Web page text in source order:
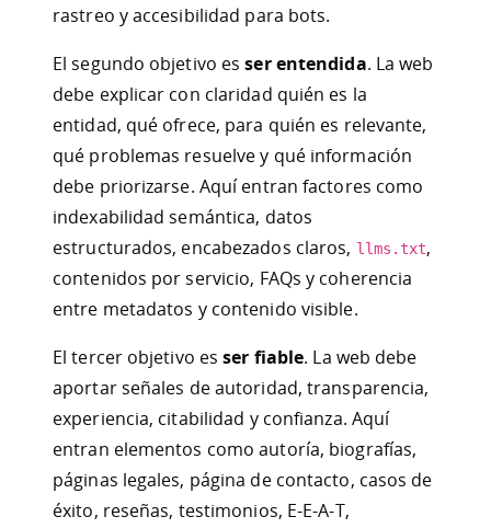
rastreo y accesibilidad para bots.
El segundo objetivo esser entendida. La web
debe explicar con claridad quién es la
entidad, qué ofrece, para quién es relevante,
qué problemas resuelve y qué información
debe priorizarse. Aquí entran factores como
indexabilidad semántica, datos
estructurados, encabezados claros, llms.txt,
contenidos por servicio, FAQs y coherencia
entre metadatos y contenido visible.
El tercer objetivo esser fiable. La web debe
aportar señales de autoridad, transparencia,
experiencia, citabilidad y confianza. Aquí
entran elementos como autoría, biografías,
páginas legales, página de contacto, casos de
éxito, reseñas, testimonios, E-E-A-T,